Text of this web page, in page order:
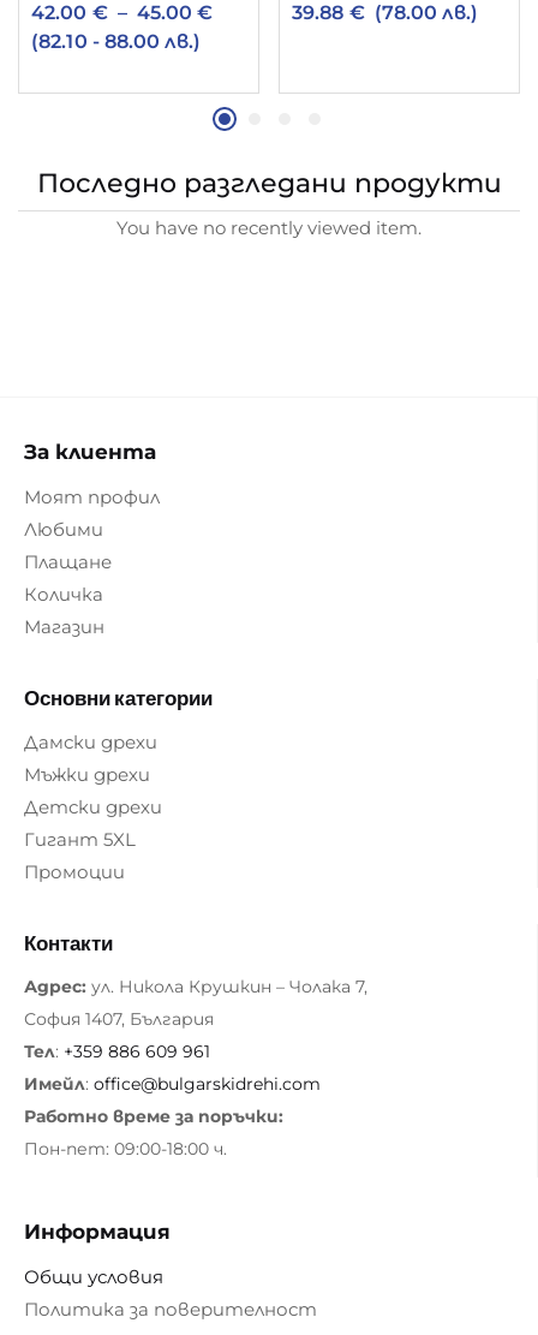
42.00 € – 45.00€
(82.10 - 88.00 лв.)
39.88 € (78.00 лв.)
Последно разгледани продукти
You have no recently viewed item.
За клиента
Моят профил
Любими
Плащане
Количка
Магазин
Основни категории
Дамски дрехи
Мъжки дрехи
Детски дрехи
Гигант 5XL
Промоции
Контакти
Адрес: ул. Никола Крушкин – Чолака 7,
София 1407, България
Тел: +359 886 609 961
Имейл: office@bulgarskidrehi.com
Работно време за поръчки:
Пон-пет: 09:00-18:00 ч.
Информация
Общи условия
Политика за поверителност